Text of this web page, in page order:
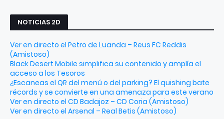
NOTICIAS 2D
Ver en directo el Petro de Luanda – Reus FC Reddis
(Amistoso)
Black Desert Mobile simplifica su contenido y amplía el
acceso a los Tesoros
¿Escaneas el QR del menú o del parking? El quishing bate
récords y se convierte en una amenaza para este verano
Ver en directo el CD Badajoz – CD Coria (Amistoso)
Ver en directo el Arsenal – Real Betis (Amistoso)